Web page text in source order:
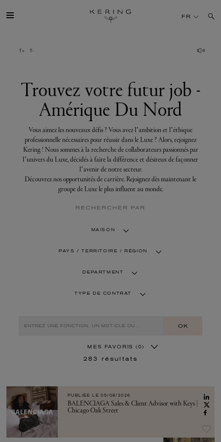
votre
futur
TALENT
DÉV. DURABLE
FINANCE
PRESSE
FR
Trouvez votre futur job -
Amérique Du Nord
Vous aimez les nouveaux défis ? Vous avez l’ambition et l’éthique
professionnelle nécessaires pour réussir dans le Luxe ? Alors, rejoignez
Kering ! Nous sommes à la recherche de collaborateurs passionnés par
l’univers du Luxe, décidés à faire la différence et désireux de façonner
l’avenir de notre secteur.
Découvrez nos opportunités de carrière. Rejoignez dès maintenant le
groupe de Luxe le plus influent au monde.
RECHERCHER PAR
MAISON
PAYS / TERRITOIRE / RÉGION
DEPARTMENT
TYPE DE CONTRAT
OK
MES FAVORIS (0)
283 résultats
PUBLIÉE LE 05/08/2026
BALENCIAGA Sales & Client Advisor with Keys |
Chicago Oak Street